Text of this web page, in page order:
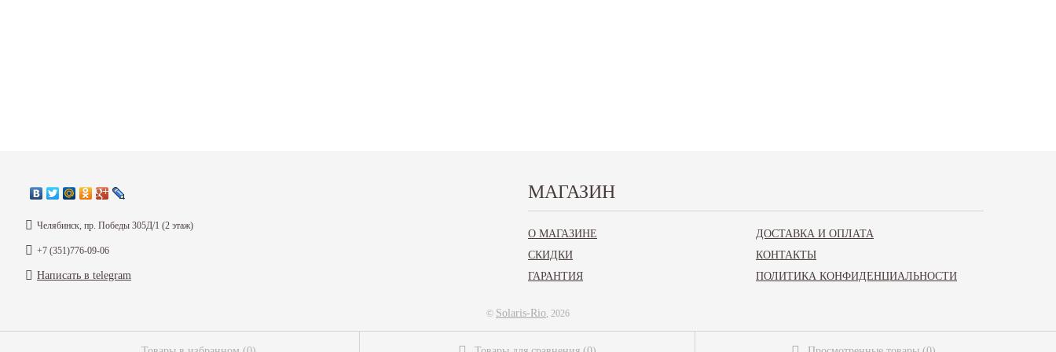
Челябинск, пр. Победы 305Д/1 (2 этаж)
+7 (351)776-09-06
Написать в telegram
МАГАЗИН
О МАГАЗИНЕ
ДОСТАВКА И ОПЛАТА
СКИДКИ
КОНТАКТЫ
ГАРАНТИЯ
ПОЛИТИКА КОНФИДЕНЦИАЛЬНОСТИ
© Solaris-Rio, 2026